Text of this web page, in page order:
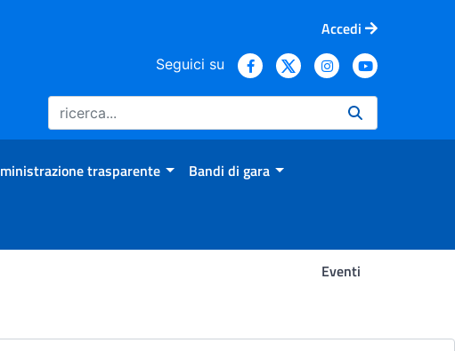
Accedi
Seguici su
trasparente Bandi di gara
Eventi